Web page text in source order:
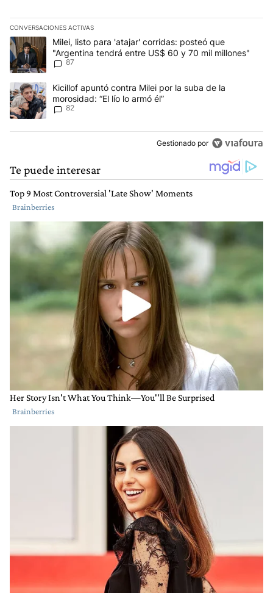
CONVERSACIONES ACTIVAS
Este listado muestra los artículos con más comentarios en los
Un artículo de tendencia con el título "Milei, listo para 'atajar'
Milei, listo para 'atajar' corridas: posteó que
"Argentina tendrá entre US$ 60 y 70 mil millones"
87
Un artículo de tendencia con el título "Kicillof apuntó contra Milei
Kicillof apuntó contra Milei por la suba de la
morosidad: “El lío lo armó él”
82
Gestionado por